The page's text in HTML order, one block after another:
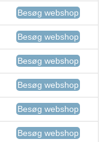
Besøg webshop
Besøg webshop
Besøg webshop
Besøg webshop
Besøg webshop
Besøg webshop